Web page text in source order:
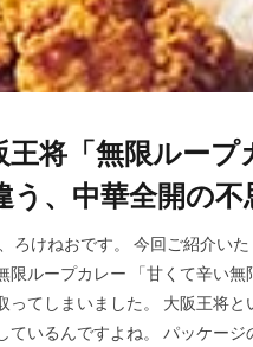
王将「無限ルー
う、中華全開の不
ろけねおです。 今回ご紹介い
ループカレー 「甘くて辛い
ってしまいました。 大阪王将
ているんですよね。 パッケー